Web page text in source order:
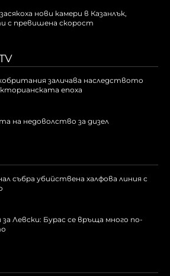
нови камери в Казанлък,
с превишена скорост
заличава наследството
епоха
на недоволство за дизел
събра убийствена халфова линия с
Левски: Бурас се връща много по-